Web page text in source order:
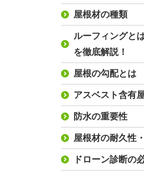
屋根材の種類
ルーフィングと
を徹底解説！
屋根の勾配とは
アスベスト含有
防水の重要性
屋根材の耐久性
ドローン診断の